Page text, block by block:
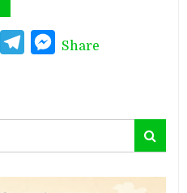
LinkedInTelegramMessenger
Share
Search